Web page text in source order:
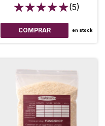
(5)
en stock